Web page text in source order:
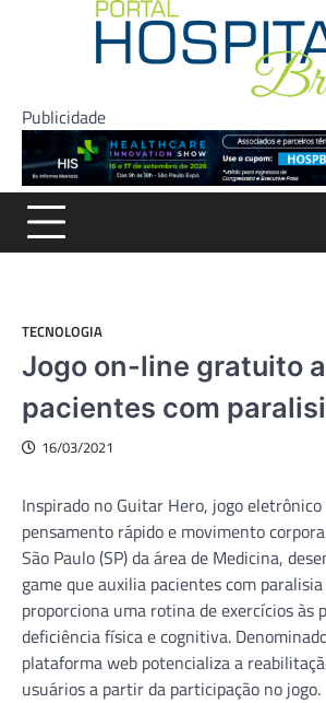
Publicidade
TECNOLOGIA
Jogo on-line gratuito
pacientes com
16/03/2021
Inspirado no Guitar Hero, jogo
pensamento rápido e movimento
São Paulo (SP) da área de Medicina,
game que auxilia pacientes com
proporciona uma rotina de exercícios às
deficiência física e cognitiva.
plataforma web potencializa a
usuários a partir da participação no jogo.